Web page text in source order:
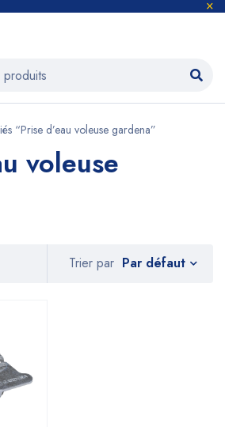
“Prise d’eau voleuse gardena”
voleuse
Trier par Par défaut